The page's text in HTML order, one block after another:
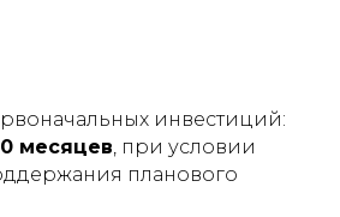
инвестиций:
месяцев, при условии
планового